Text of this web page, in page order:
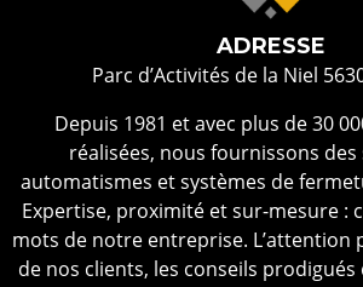
ADRESSE
Parc d’Activités de la Niel
Depuis 1981 et avec plus de 30
réalisées, nous fournissons
automatismes et systèmes de
Expertise, proximité et sur-mesure :
mots de notre entreprise. L’attention
de nos clients, les conseils